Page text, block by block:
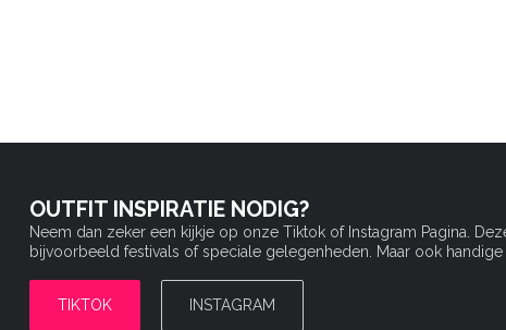
OUTFIT INSPIRATIE NODIG?
Neem dan zeker een kijkje op onze Tiktok of Instagram Pagina.
bijvoorbeeld festivals of speciale gelegenheden. Maar ook
TIKTOK INSTAGRAM